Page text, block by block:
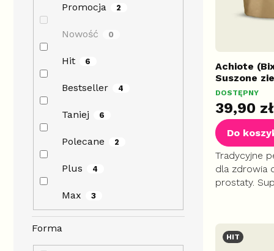
Promocja 2
Nowość 0
Hit 6
Bestseller 4
Taniej 6
Polecane 2
Plus 4
Max 3
Forma
w
w
Achiote
Suszone
DOSTĘPNY
39,90 zł
Do
Tradycyjne
dla zdrowia
prostaty.
wspiera...
HIT